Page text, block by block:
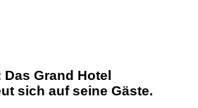
Grand Hotel
sich auf seine Gäste.